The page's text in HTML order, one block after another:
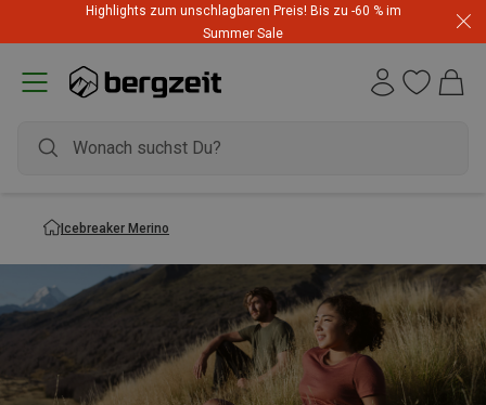
Highlights zum unschlagbaren Preis! Bis zu -60 % im
Summer Sale
Icebreaker Merino